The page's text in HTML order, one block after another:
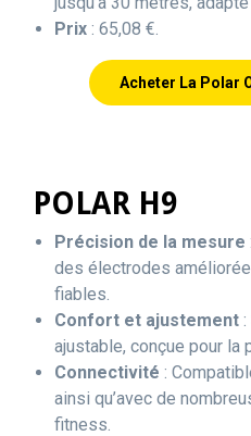
Prix : 65,08 €.
Acheter La Polar
POLAR H9
Précision de la mesure
des électrodes
fiables.
Confort et ajustement
ajustable, conçue pour la
Connectivité :
ainsi qu’avec de
fitness.